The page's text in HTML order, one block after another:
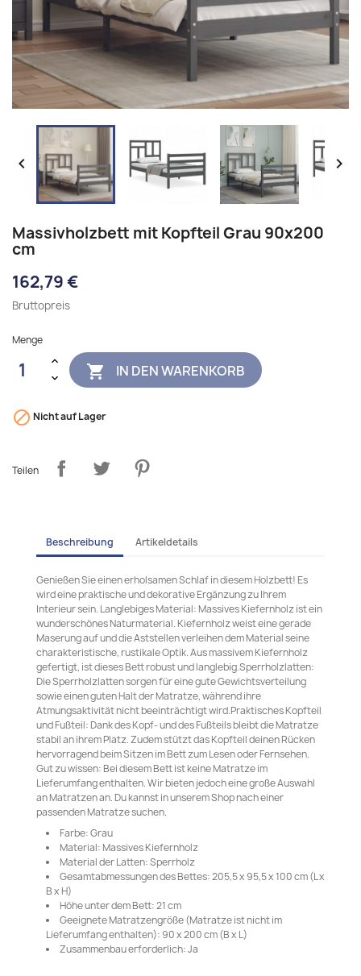
 
Massivholzbett mit Kopfteil Grau 90x200
cm
162,79 €
Bruttopreis
Menge
 IN DEN WARENKORB
 Nicht auf Lager
Teilen
Beschreibung Artikeldetails
Genießen Sie einen erholsamen Schlaf in diesem Holzbett! Es
wird eine praktische und dekorative Ergänzung zu Ihrem
Interieur sein. Langlebiges Material: Massives Kiefernholz ist ein
wunderschönes Naturmaterial. Kiefernholz weist eine gerade
Maserung auf und die Aststellen verleihen dem Material seine
charakteristische, rustikale Optik. Aus massivem Kiefernholz
gefertigt, ist dieses Bett robust und langlebig.Sperrholzlatten:
Die Sperrholzlatten sorgen für eine gute Gewichtsverteilung
sowie einen guten Halt der Matratze, während ihre
Atmungsaktivität nicht beeinträchtigt wird.Praktisches Kopfteil
und Fußteil: Dank des Kopf- und des Fußteils bleibt die Matratze
stabil an ihrem Platz. Zudem stützt das Kopfteil deinen Rücken
hervorragend beim Sitzen im Bett zum Lesen oder Fernsehen.
Gut zu wissen: Bei diesem Bett ist keine Matratze im
Lieferumfang enthalten. Wir bieten jedoch eine große Auswahl
an Matratzen an. Du kannst in unserem Shop nach einer
passenden Matratze suchen.
Farbe: Grau
Material: Massives Kiefernholz
Material der Latten: Sperrholz
Gesamtabmessungen des Bettes: 205,5 x 95,5 x 100 cm (L x
B x H)
Höhe unter dem Bett: 21 cm
Geeignete Matratzengröße (Matratze ist nicht im
Lieferumfang enthalten): 90 x 200 cm (B x L)
Zusammenbau erforderlich: Ja